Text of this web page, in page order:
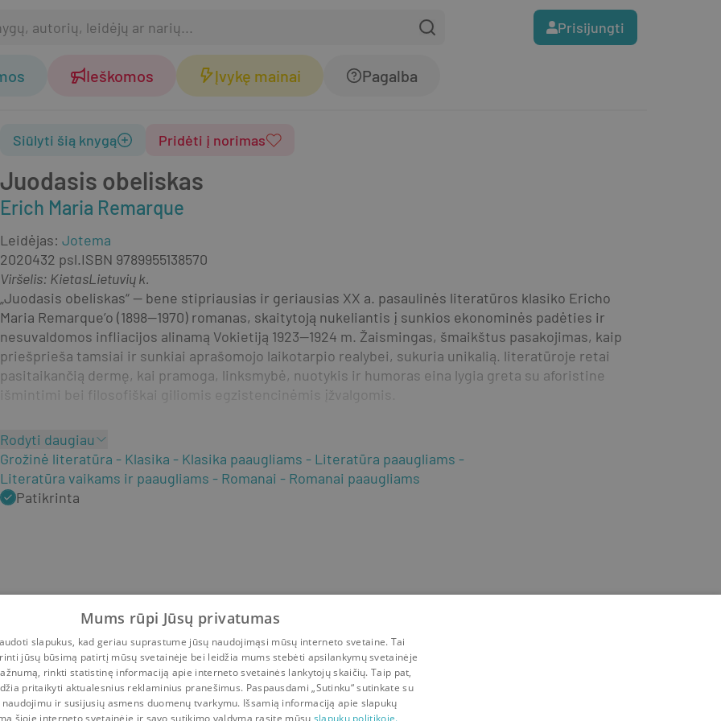
Prisijungti
Ieškomos Įvykę mainai Pagalba
Juodasis obeliskas
Erich Maria Remarque
Siūlyti šią knygą Pridėti į norimas
Leidėjas: Jotema
2020432 psl.ISBN 9789955138570
Viršelis: KietasLietuvių k.
„Juodasis obeliskas“ — bene stipriausias ir geriausias XX a. pasaulinės literatūros klasiko Ericho
Maria Remarque’o (1898—1970) romanas, skaitytoją nukeliantis į sunkios ekonominės padėties ir
nesuvaldomos infliacijos alinamą Vokietiją 1923—1924 m. Žaismingas, šmaikštus pasakojimas, kaip
priešprieša tamsiai ir sunkiai aprašomojo laikotarpio realybei, sukuria unikalią. literatūroje retai
pasitaikančią dermę, kai pramoga, linksmybė, nuotykis ir humoras eina lygia greta su aforistine
išmintimi bei filosofiškai giliomis egzistencinėmis įžvalgomis.
Rodyti daugiau
Grožinė literatūra
Klasika Klasika paaugliams
Literatūra paaugliams
Literatūra vaikams ir paaugliams
Romanai
Romanai paaugliams
Patikrinta
Mums rūpi Jūsų privatumas
slapukus, kad geriau suprastume jūsų naudojimąsi mūsų interneto svetaine. Tai
jūsų būsimą patirtį mūsų svetainėje bei leidžia mums stebėti apsilankymų svetainėje
rinkti statistinę informaciją apie interneto svetainės lankytojų skaičių. Taip pat,
pritaikyti aktualesnius reklaminius pranešimus. Paspausdami „Sutinku“ sutinkate su
ir susijusių asmens duomenų tvarkymu. Išsamią informaciją apie slapukų
šioje interneto svetainėje ir savo sutikimo valdymą rasite mūsų slapukų politikoje.